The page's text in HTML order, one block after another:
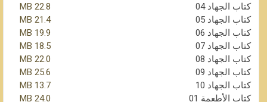
كتاب الجهاد 04
22.8 MB
كتاب الجهاد 05
21.4 MB
كتاب الجهاد 06
19.9 MB
كتاب الجهاد 07
18.5 MB
كتاب الجهاد 08
22.0 MB
كتاب الجهاد 09
25.6 MB
كتاب الجهاد 10
13.7 MB
كتاب الأطعمة 01
24.0 MB